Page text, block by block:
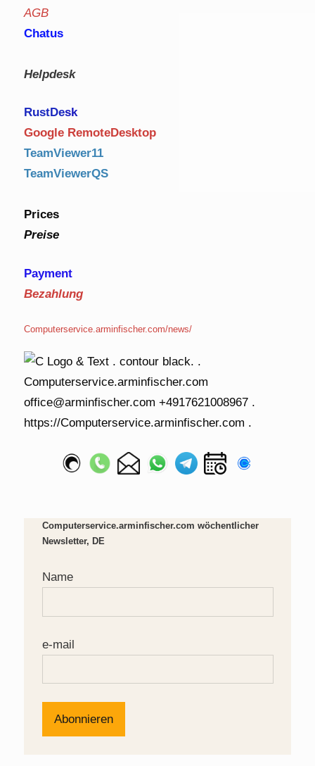
AGB
Chatus
Helpdesk
RustDesk
Google RemoteDesktop
TeamViewer11
TeamViewerQS
Prices
Preise
Payment
Bezahlung
Computerservice.arminfischer.com/news/
Computerservice.arminfischer.com wöchentlicher
Newsletter, DE
Name
e-mail